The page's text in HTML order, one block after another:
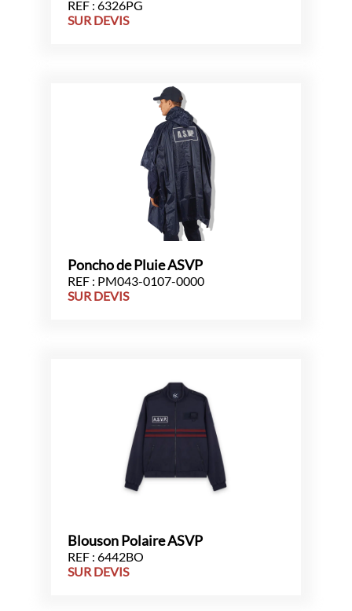
REF : 6326PG
SUR DEVIS
Poncho de Pluie ASVP
REF : PM043-0107-0000
SUR DEVIS
Blouson Polaire ASVP
REF : 6442BO
SUR DEVIS